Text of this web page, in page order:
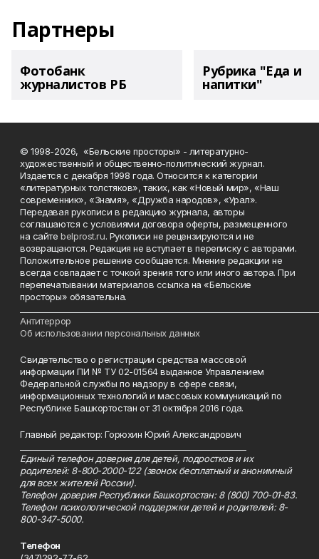
Партнеры
Фотобанк
журналистов РБ
Рубрика "Еда и
напитки"
© 1998-2026, «Бельские просторы» - литературно-
художественный и общественно-политический журнал.
Издается с декабря 1998 года. Относится к категории
«литературных толстяков», таких, как «Новый мир», «Наш
современник», «Знамя», «Дружба народов», «Урал».
Передавая рукописи в редакцию журнала, авторы
соглашаются с условиями договора оферты, размещенного
на сайтеbelprost.ru. Рукописи не рецензируются и не
возвращаются. Редакция не вступает в переписку с авторами.
Положительное решение сообщается. Мнение редакции не
всегда совпадает с точкой зрения того или иного автора. При
перепечатывании материалов ссылка на «Бельские
просторы» обязательна.
Антитеррор
Об использовании персональных данных
Свидетельство о регистрации средства массовой
информации ПИ № ТУ 02-01564 выданное Управлением
Федеральной службы по надзору в сфере связи,
информационных технологий и массовых коммуникаций по
Республике Башкортостан от 31 октября 2016 года.
Главный редактор: Горюхин Юрий Александрович
Единый телефон доверия для детей, подростков и их
родителей: 8-800-2000-122 (звонок бесплатный и анонимный
для всех жителей России).
Телефон доверия Республики Башкортостан: 8 (800) 700-01-83.
Телефон психологической поддержки детей и родителей: 8-
800-347-5000.
Телефон